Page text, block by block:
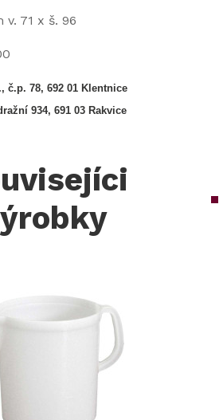
v. 71 x š. 96
č.p. 78, 692 01 Klentnice
934, 691 03 Rakvice